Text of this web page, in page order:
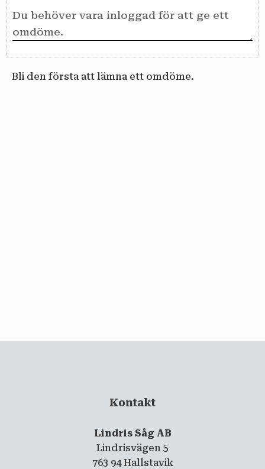
Bli den första att lämna ett omdöme.
Kontakt
Lindris Såg AB
Lindrisvägen 5
763 94 Hallstavik